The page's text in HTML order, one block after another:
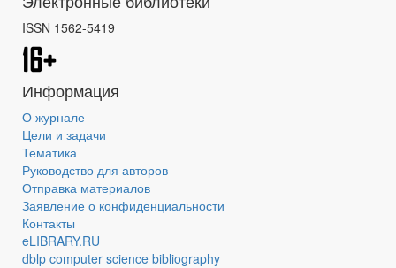
ISSN 1562-5419
Информация
О журнале
Цели и задачи
Тематика
Руководство для авторов
Отправка материалов
Заявление о конфиденциальности
Контакты
eLIBRARY.RU
dblp computer science bibliography